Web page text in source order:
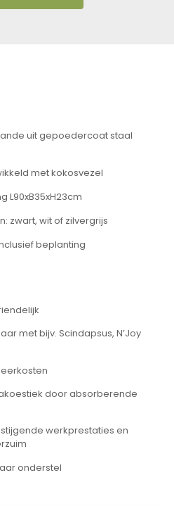
uit gepoedercoat staal
met kokosvezel
L90xB35xH23cm
zwart, wit of zilvergrijs
beplanting
met bijv. Scindapsus, N’Joy
door absorberende
werkprestaties en
onderstel